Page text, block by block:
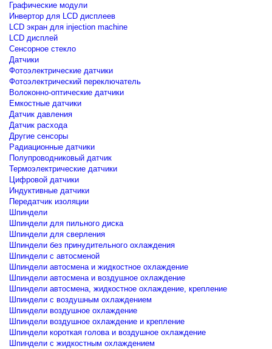
Графические модули
Инвертор для LCD дисплеев
LCD экран для injection machine
LCD дисплей
Сенсорное стекло
Датчики
Фотоэлектрические датчики
Фотоэлектрический переключатель
Волоконно-оптические датчики
Емкостные датчики
Датчик давления
Датчик расхода
Другие сенсоры
Радиационные датчики
Полупроводниковый датчик
Термоэлектрические датчики
Цифровой датчики
Индуктивные датчики
Передатчик изоляции
Шпиндели
Шпиндели для пильного диска
Шпиндели для сверления
Шпиндели без принудительного охлаждения
Шпиндели с автосменой
Шпиндели автосмена и жидкостное охлаждение
Шпиндели автосмена и воздушное охлаждение
Шпиндели автосмена, жидкостное охлаждение, крепление
Шпиндели с воздушным охлаждением
Шпиндели воздушное охлаждение
Шпиндели воздушное охлаждение и крепление
Шпиндели короткая голова и воздушное охлаждение
Шпиндели с жидкостным охлаждением